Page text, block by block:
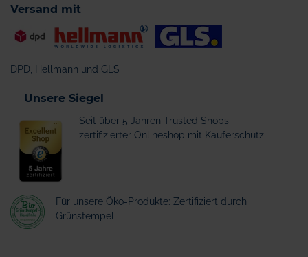
Versand mit
DPD, Hellmann und GLS
Unsere Siegel
Seit über 5 Jahren Trusted Shops
zertifizierter Onlineshop mit Käuferschutz
Für unsere Öko-Produkte: Zertifiziert durch
Grünstempel